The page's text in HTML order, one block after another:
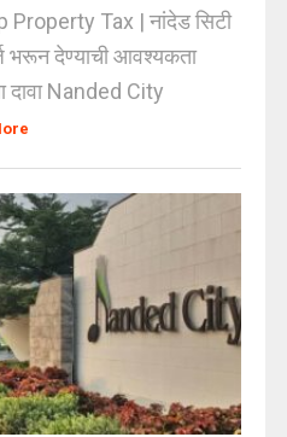
Tax | नांदेड सिटी
भरून देण्याची आवश्यकता
दावा Nanded City